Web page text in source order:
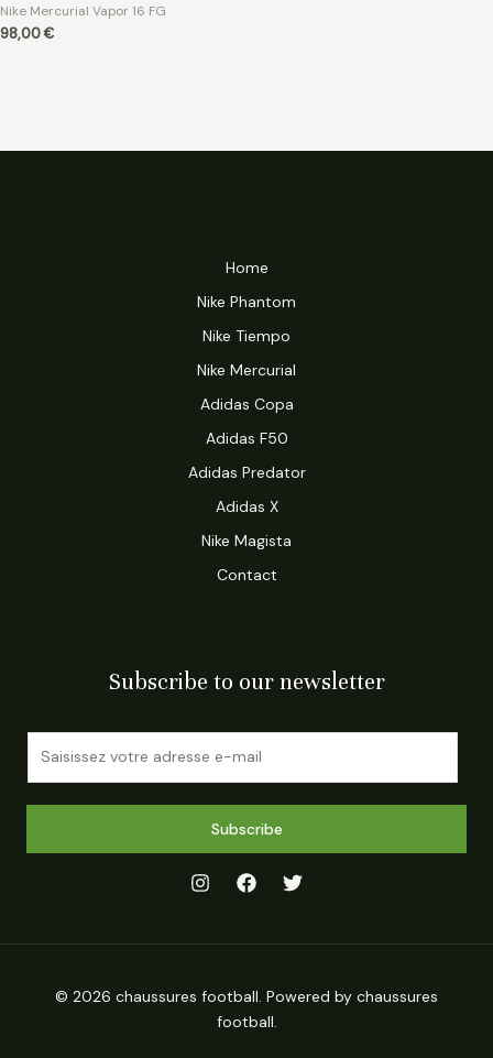
Nike Mercurial Vapor 16 FG
98,00€
Home
Nike Phantom
Nike Tiempo
Nike Mercurial
Adidas Copa
Adidas F50
Adidas Predator
Adidas X
Nike Magista
Contact
Subscribe to our newsletter
Subscribe
© 2026 chaussures football. Powered by chaussures
football.